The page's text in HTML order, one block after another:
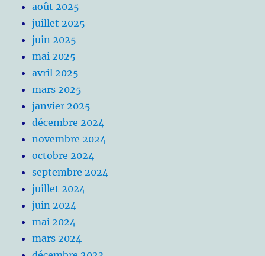
août 2025
juillet 2025
juin 2025
mai 2025
avril 2025
mars 2025
janvier 2025
décembre 2024
novembre 2024
octobre 2024
septembre 2024
juillet 2024
juin 2024
mai 2024
mars 2024